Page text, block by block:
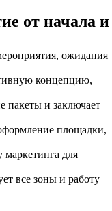
от начала и
ожидания
концепцию,
пакеты и заключает
площадки,
маркетинга для
все зоны и работу